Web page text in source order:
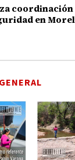
en
GENERAL